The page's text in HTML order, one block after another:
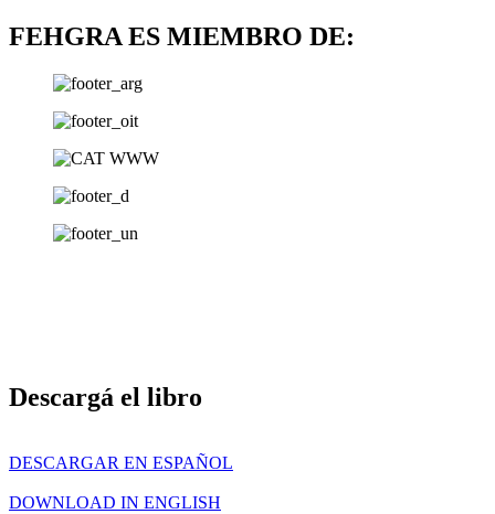
FEHGRA ES MIEMBRO DE:
Descargá el libro
DESCARGAR EN ESPAÑOL
DOWNLOAD IN ENGLISH